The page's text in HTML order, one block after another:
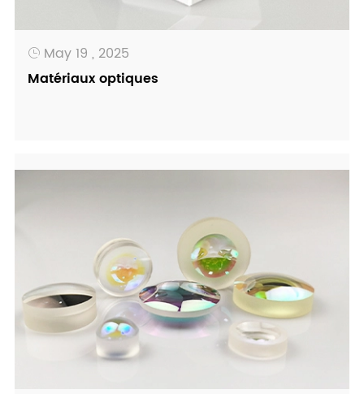
 May 19 , 2025
Matériaux optiques